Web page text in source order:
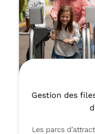
Gestion des
Les parcs